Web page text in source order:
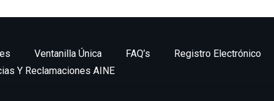
Ventanilla Única FAQ’s Registro Electrónico
Y Reclamaciones AINE